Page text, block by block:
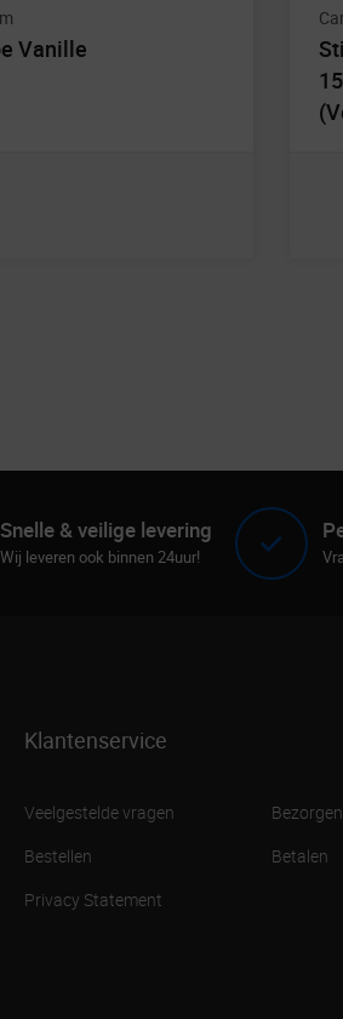
Vanille
Snelle & veilige levering
Wij leveren ook binnen 24uur!
Klantenservice
Veelgestelde vragen
Bezorgen
Bestellen
Betalen
Privacy Statement